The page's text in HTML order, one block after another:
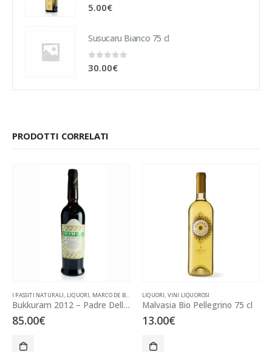
0 Su 5
5.00€
Susucaru Bianco 75 cl
0Su 5
30.00€
PRODOTTI CORRELATI
I PASSITI NATURALI, LIQUORI, MARCO DE BARTOLI (TRAPANI) ,VINI LIQUOROSI
Bukkuram 2012 – Padre Della Vigna 500ml
85.00€
LIQUORI, VINI LIQUOROSI
Malvasia Bio Pellegrino 75 cl
13.00€